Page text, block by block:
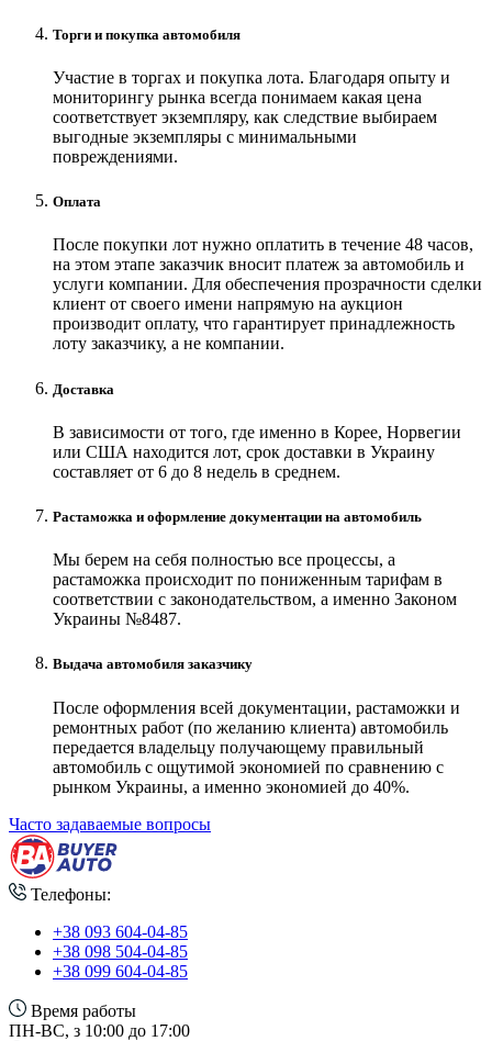
Торги и покупка автомобиля
Участие в торгах и покупка лота. Благодаря опыту и
мониторингу рынка всегда понимаем какая цена
соответствует экземпляру, как следствие выбираем
выгодные экземпляры с минимальными
повреждениями.
Оплата
После покупки лот нужно оплатить в течение 48 часов,
на этом этапе заказчик вносит платеж за автомобиль и
услуги компании. Для обеспечения прозрачности сделки
клиент от своего имени напрямую на аукцион
производит оплату, что гарантирует принадлежность
лоту заказчику, а не компании.
Доставка
В зависимости от того, где именно в Корее, Норвегии
или США находится лот, срок доставки в Украину
составляет от 6 до 8 недель в среднем.
Растаможка и оформление документации на автомобиль
Мы берем на себя полностью все процессы, а
растаможка происходит по пониженным тарифам в
соответствии с законодательством, а именно Законом
Украины №8487.
Выдача автомобиля заказчику
После оформления всей документации, растаможки и
ремонтных работ (по желанию клиента) автомобиль
передается владельцу получающему правильный
автомобиль с ощутимой экономией по сравнению с
рынком Украины, а именно экономией до 40%.
Часто задаваемые вопросы
Телефоны:
+38 093 604-04-85
+38 098 504-04-85
+38 099 604-04-85
Время работы
ПН-ВС, з 10:00 до 17:00